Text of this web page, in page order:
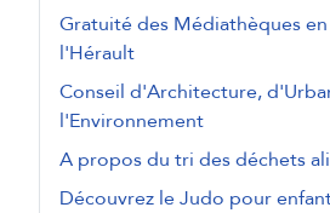
Gratuité des Médiathèques
l'Hérault
Conseil d'Architecture,
l'Environnement
A propos du tri des déchets
Découvrez le Judo pour